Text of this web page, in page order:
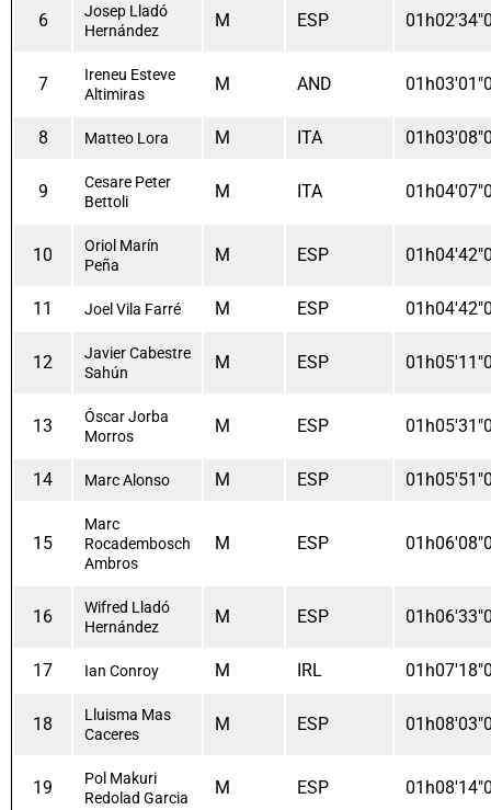
6
Josep Lladó
Hernández
M ESP
7
Ireneu Esteve
Altimiras
M AND
8 Matteo Lora M ITA
9
Cesare Peter
Bettoli
M ITA
10
Oriol Marín
Peña
M ESP
11 Joel Vila Farré M ESP
12
Javier Cabestre
Sahún
M ESP
13
Óscar Jorba
Morros
M ESP
14 Marc Alonso M ESP
15
Marc
Rocadembosch
Ambros
M ESP
16
Wifred Lladó
Hernández
M ESP
17 Ian Conroy M IRL
18
Lluisma Mas
Caceres
M ESP
19
Pol Makuri
Redolad Garcia
M ESP